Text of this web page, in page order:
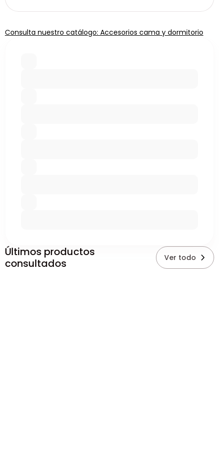
Consulta nuestro catálogo: Accesorios cama y dormitorio
Últimos productos
consultados
Ver todo